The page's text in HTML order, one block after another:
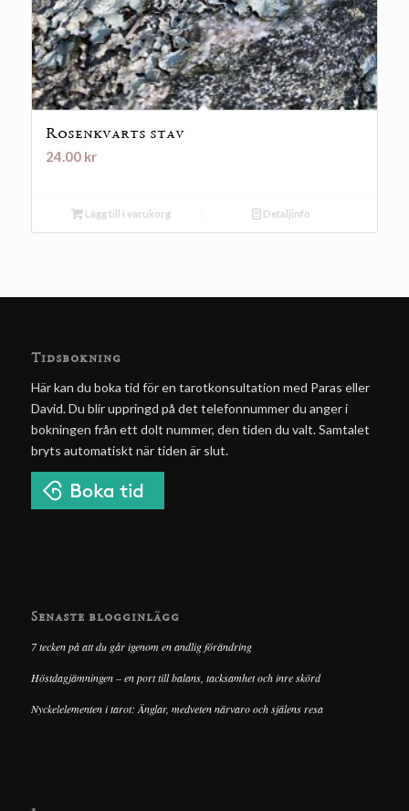
Rosenkvarts stav
24.00 kr
Lägg till i varukorg Detaljinfo
Tidsbokning
Här kan du boka tid för en tarotkonsultation med Paras eller
David. Du blir uppringd på det telefonnummer du anger i
bokningen från ett dolt nummer, den tiden du valt. Samtalet
bryts automatiskt när tiden är slut.
Senaste blogginlägg
7 tecken på att du går igenom en andlig förändring
Höstdagjämningen – en port till balans, tacksamhet och inre skörd
Nyckelelementen i tarot: Änglar, medveten närvaro och själens resa